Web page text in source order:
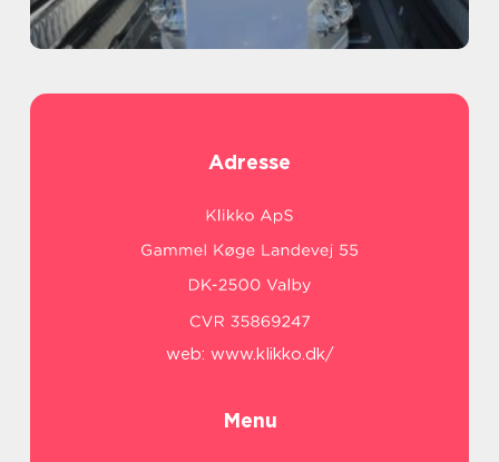
Adresse
web: www.klikko.dk/
Menu